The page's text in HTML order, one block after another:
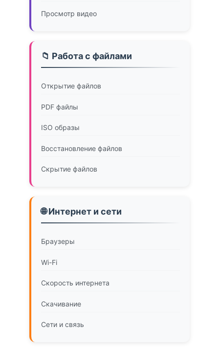
Просмотр видео
📁 Работа с файлами
Открытие файлов
PDF файлы
ISO образы
Восстановление файлов
Скрытие файлов
🌐 Интернет и сети
Браузеры
Wi-Fi
Скорость интернета
Скачивание
Сети и связь